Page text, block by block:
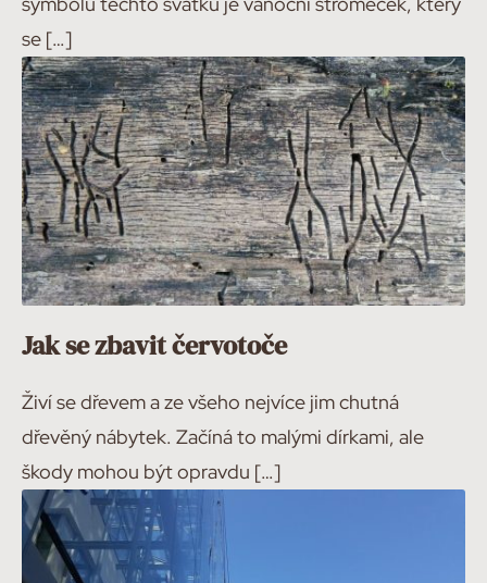
se […]
Jak se zbavit červotoče
Živí se dřevem a ze všeho nejvíce jim chutná
dřevěný nábytek. Začíná to malými dírkami, ale
škody mohou být opravdu […]